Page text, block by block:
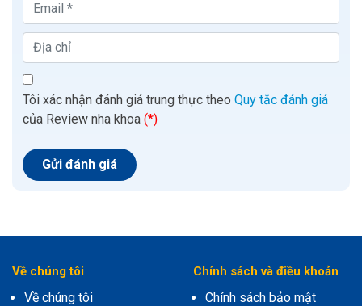
Tôi xác nhận đánh giá trung thực theo Quy tắc đánh giá
của Review nha khoa (*)
Về chúng tôi
Về chúng tôi
Chính sách và điều khoản
Chính sách bảo mật